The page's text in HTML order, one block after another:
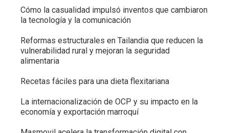
Cómo la casualidad impulsó inventos que cambiaron
la tecnología y la comunicación
Reformas estructurales en Tailandia que reducen la
vulnerabilidad rural y mejoran la seguridad
alimentaria
Recetas fáciles para una dieta flexitariana
La internacionalización de OCP y su impacto en la
economía y exportación marroquí